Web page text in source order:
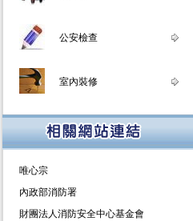
公安檢查
室內裝修
唯心宗
內政部消防署
財團法人消防安全中心基金會